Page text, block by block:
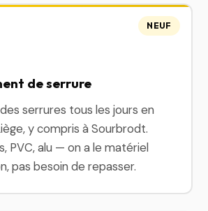
de serrure
serrures tous les jours en
y compris à Sourbrodt.
PVC, alu — on a le matériel
pas besoin de repasser.
NEUF